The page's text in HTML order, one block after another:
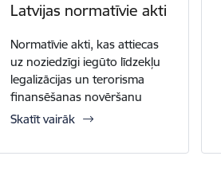
Latvijas normatīvie akti
Normatīvie akti, kas attiecas
uz noziedzīgi iegūto līdzekļu
legalizācijas un terorisma
finansēšanas novēršanu
Skatīt vairāk